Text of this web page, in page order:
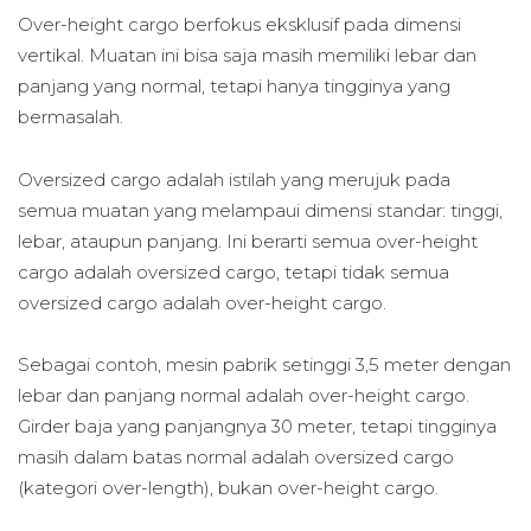
Over-height cargo berfokus eksklusif pada dimensi
vertikal. Muatan ini bisa saja masih memiliki lebar dan
panjang yang normal, tetapi hanya tingginya yang
bermasalah.
Oversized cargo adalah istilah yang merujuk pada
semua muatan yang melampaui dimensi standar: tinggi,
lebar, ataupun panjang. Ini berarti semua over-height
cargo adalah oversized cargo, tetapi tidak semua
oversized cargo adalah over-height cargo.
Sebagai contoh, mesin pabrik setinggi 3,5 meter dengan
lebar dan panjang normal adalah over-height cargo.
Girder baja yang panjangnya 30 meter, tetapi tingginya
masih dalam batas normal adalah oversized cargo
(kategori over-length), bukan over-height cargo.